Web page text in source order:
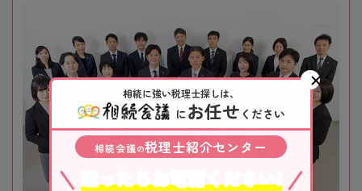
相続に強い税理士探しは、
にお任せ ください
相続会議の税理士紹介センター